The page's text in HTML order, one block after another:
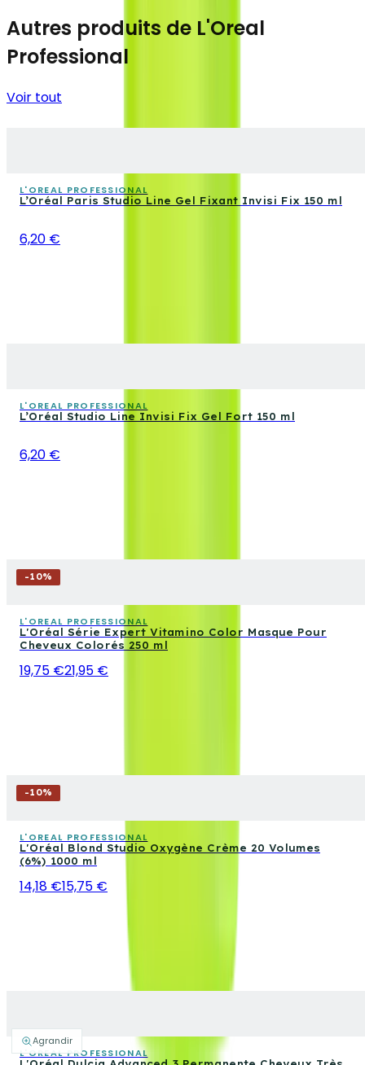
Agrandir
Autres produits de L'Oreal
Professional
Voir tout
L'OREAL PROFESSIONAL
L’Oréal Paris Studio Line Gel Fixant Invisi Fix 150 ml
6,20 €
L'OREAL PROFESSIONAL
L’Oréal Studio Line Invisi Fix Gel Fort 150 ml
6,20 €
-10%
L'OREAL PROFESSIONAL
L'Oréal Série Expert Vitamino Color Masque Pour
Cheveux Colorés 250 ml
19,75 €21,95 €
-10%
L'OREAL PROFESSIONAL
L'Oréal Blond Studio Oxygène Crème 20 Volumes
(6%) 1000 ml
14,18 €15,75 €
L'OREAL PROFESSIONAL